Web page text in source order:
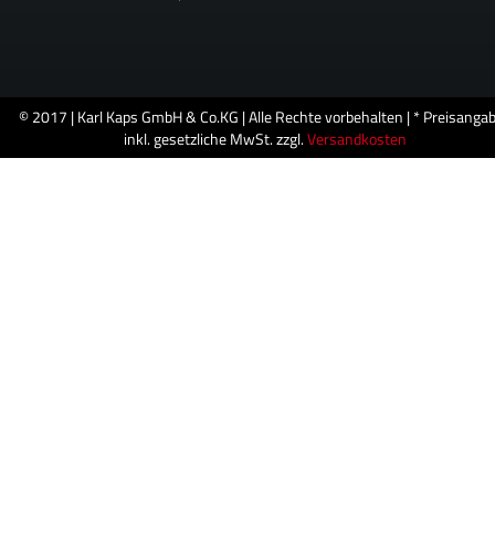
© 2017 | Karl Kaps GmbH & Co.KG | Alle Rechte vorbehalten | *
inkl. gesetzliche MwSt. zzgl.Versandkosten